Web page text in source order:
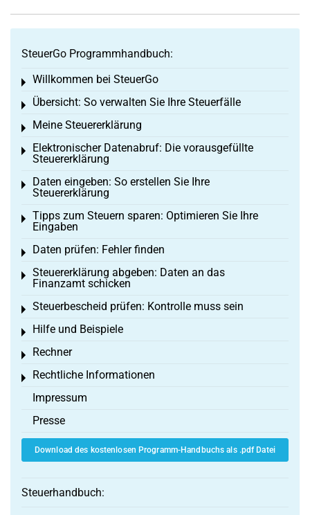
SteuerGo Programmhandbuch:
Willkommen bei SteuerGo
Toggle menu
Übersicht: So verwalten Sie Ihre Steuerfälle
Toggle menu
Meine Steuererklärung
Toggle menu
Elektronischer Datenabruf: Die vorausgefüllte
Steuererklärung
Toggle menu
Daten eingeben: So erstellen Sie Ihre
Steuererklärung
Toggle menu
Tipps zum Steuern sparen: Optimieren Sie Ihre
Eingaben
Toggle menu
Daten prüfen: Fehler finden
Toggle menu
Steuererklärung abgeben: Daten an das
Finanzamt schicken
Toggle menu
Steuerbescheid prüfen: Kontrolle muss sein
Toggle menu
Hilfe und Beispiele
Toggle menu
Rechner
Toggle menu
Rechtliche Informationen
Toggle menu
Impressum
Presse
Download des kostenlosen Programm-Handbuchs als .pdf Datei
Steuerhandbuch: